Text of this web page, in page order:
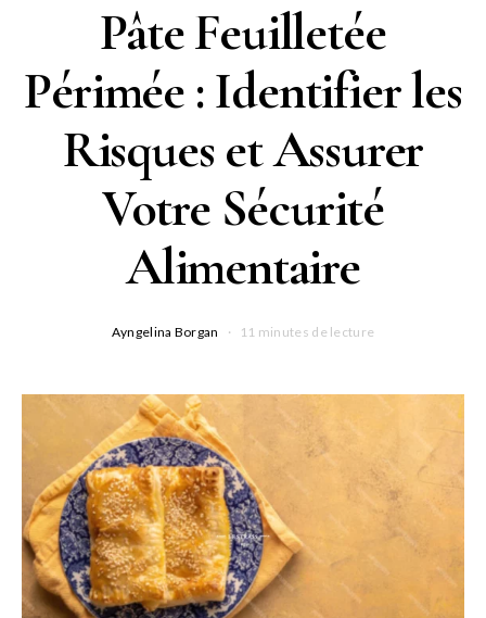
Pâte Feuilletée
Périmée : Identifier les
Risques et Assurer
Votre Sécurité
Alimentaire
Ayngelina Borgan 11 minutes de lecture